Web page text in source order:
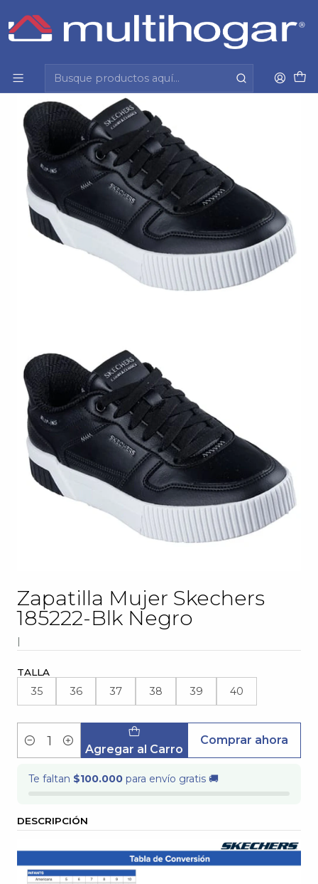
Inicio
Zapatilla
Zapatilla Mujer Skechers 185222-Blk Negro
Zapatilla Mujer Skechers
185222-Blk Negro
|
TALLA
35 36 37 38 39 40
Cantidad Agregar al Carro
Comprar ahora
Te faltan $100.000 para envío gratis 🚚
DESCRIPCIÓN